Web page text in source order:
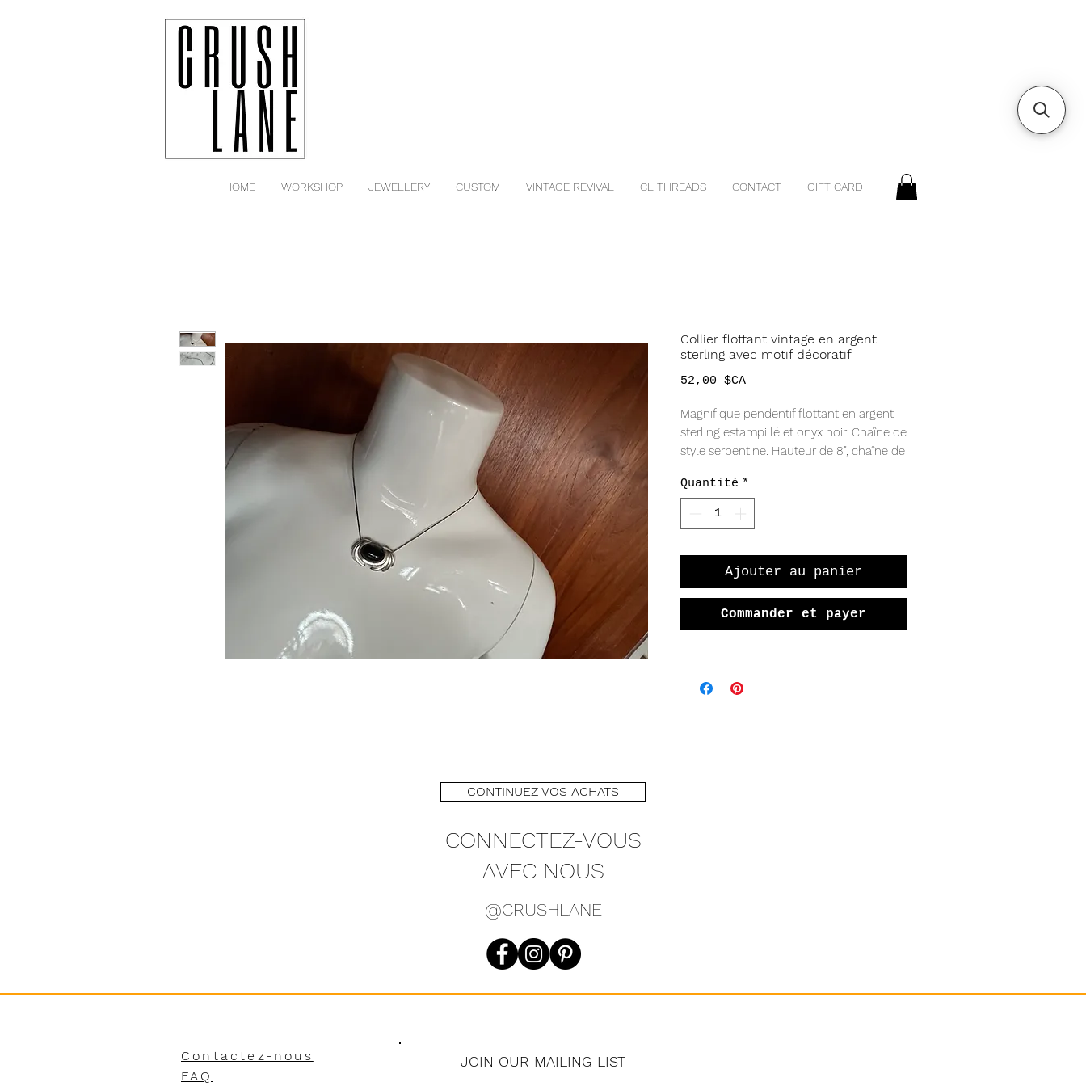
HOME WORKSHOP JEWELLERY CUSTOM VINTAGE REVIVAL CL THREADS CONTACT GIFT CARD
Collier flottant vintage en argent
sterling avec motif décoratif
52,00 $CAPrix
Magnifique pendentif flottant en argent
sterling estampillé et onyx noir. Chaîne de
style serpentine. Hauteur de 8", chaîne de
Quantité *
Ajouter au panier
Commander et payer
CONTINUEZ VOS ACHATS
CONNECTEZ-VOUS
AVEC NOUS
@CRUSHLANE
Contactez-nous
FAQ
JOIN OUR MAILING LIST